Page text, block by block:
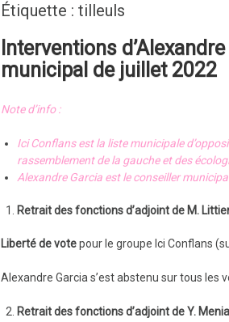
Étiquette : tilleuls
Interventions
municipal de juillet 2022
Note d’info :
Ici Conflans est la liste municipale
rassemblement de la gauche et des
Alexandre Garcia est le conseiller
Retrait des fonctions d’adjoint de M.
Liberté de votepour le groupe Ici Conflans
Alexandre Garcia s’est abstenu sur tous les
Retrait des fonctions d’adjoint de Y.